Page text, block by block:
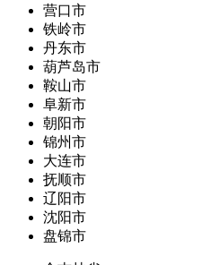
营口市
铁岭市
丹东市
葫芦岛市
鞍山市
阜新市
朝阳市
锦州市
大连市
抚顺市
辽阳市
沈阳市
盘锦市